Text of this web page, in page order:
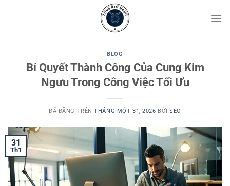
BLOG
Bí Quyết Thành Công Của Cung Kim
Ngưu Trong Công Việc Tối Ưu
ĐÃ ĐĂNG TRÊNTHÁNG MỘT 31, 2026 BỞISEO
31
Th1